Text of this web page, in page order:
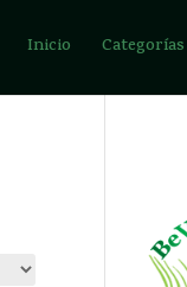
Inicio Categorías